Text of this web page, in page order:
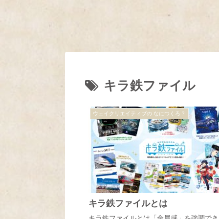
キラ鉄ファイル
ウェイクリエイティブの なにつくろ？
キラ鉄ファイルとは